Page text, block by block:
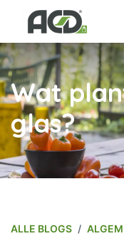
Wat
glas?
ALLE BLOGS